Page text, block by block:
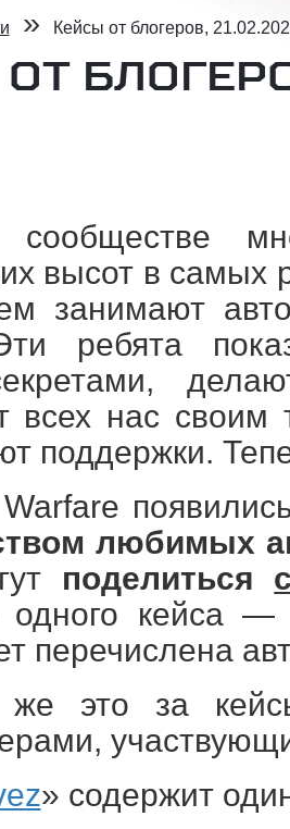
» Кейсы от блогеров,
высот в самых
занимают
ребята
всех нас
поддержки.
любимых
поделиться
одного кейса
перечислена
же это за
» содержит